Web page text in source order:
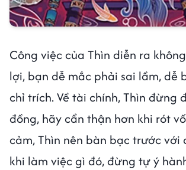
Công việc của Thìn diễn ra
lợi, bạn dễ mắc phải sai lầm, dễ
chỉ trích. Về tài chính, Thìn đừng
đồng, hãy cẩn thận hơn khi rót
cảm, Thìn nên bàn bạc trước với
khi làm việc gì đó, đừng tự ý